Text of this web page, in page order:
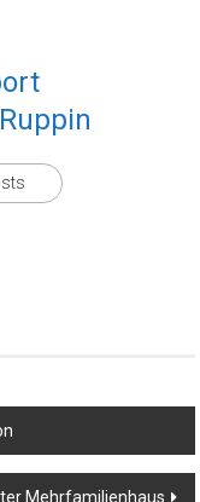
Mehrfamilienhaus